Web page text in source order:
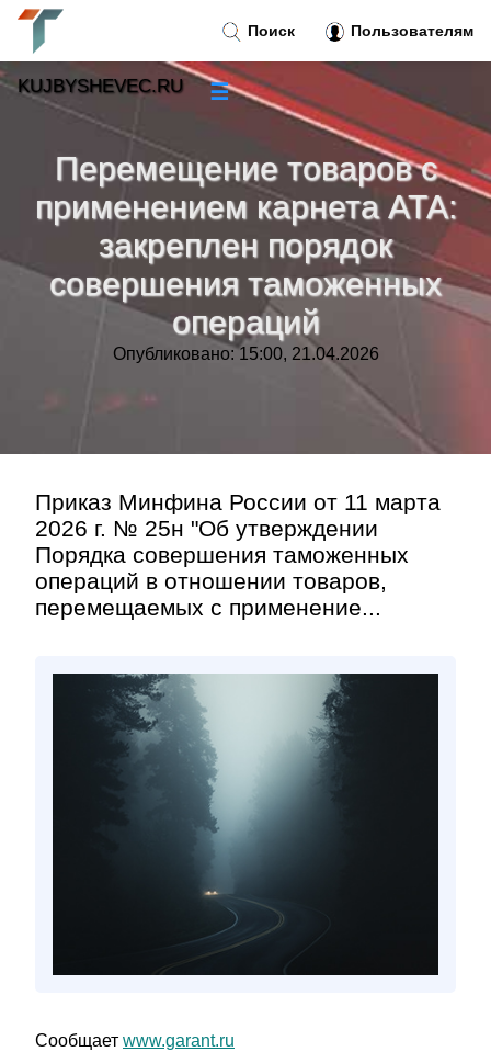
Перемещение товаров с
применением карнета АТА:
закреплен порядок
совершения таможенных
операций
Опубликовано: 15:00, 21.04.2026
Приказ Минфина России от 11 марта
2026 г. № 25н "Об утверждении
Порядка совершения таможенных
операций в отношении товаров,
перемещаемых с применение...
Сообщает www.garant.ru
Поиск Пользователям
KUJBYSHEVEC.RU ☰
Новости
Тренды новостей
Рубрики»